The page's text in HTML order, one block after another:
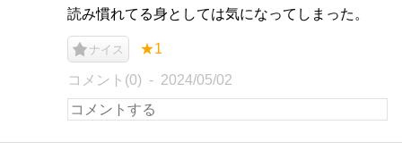
読み慣れてる身としては気になってしまった。
ナイス ★1
コメント(0) 2024/05/02